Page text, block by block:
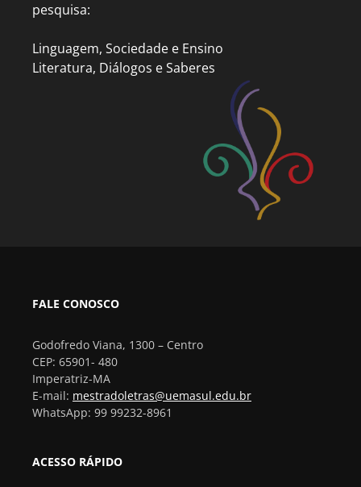
pesquisa:
Linguagem, Sociedade e Ensino
Literatura, Diálogos e Saberes
FALE CONOSCO
Godofredo Viana, 1300 – Centro
CEP: 65901- 480
Imperatriz-MA
E-mail: mestradoletras@uemasul.edu.br
WhatsApp: 99 99232-8961
ACESSO RÁPIDO